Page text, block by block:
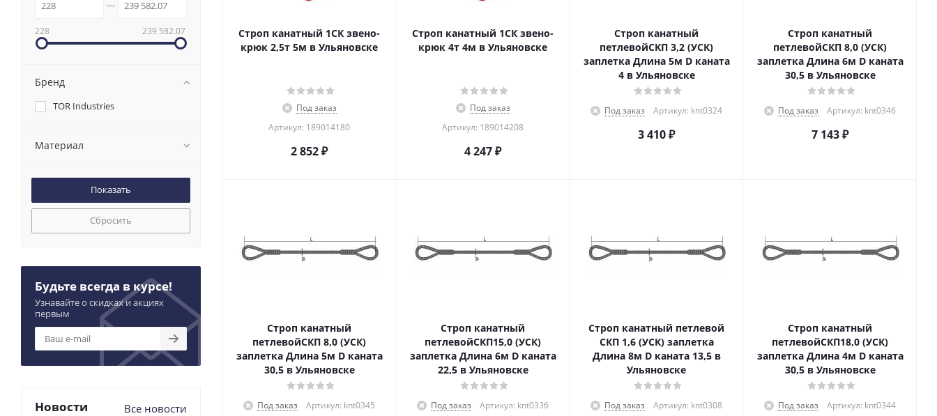
Строп канатный 1СК звено-
крюк 2,5т 5м в Ульяновске
Под заказ
Артикул: 189014180
2 852₽
Строп канатный 1СК звено-
крюк 4т 4м в Ульяновске
Под заказ
Артикул: 189014208
4 247₽
Строп канатный
петлевойСКП 3,2 (УСК)
заплетка Длина 5м D каната
4 в Ульяновске
Под заказ Артикул: knt0324
3 410₽
Строп канатный
петлевойСКП 8,0 (УСК)
заплетка Длина 6м D каната
30,5 в Ульяновске
Под заказ Артикул: knt0346
7 143₽
Строп канатный
петлевойСКП 8,0 (УСК)
заплетка Длина 5м D каната
30,5 в Ульяновске
Под заказ Артикул: knt0345
Строп канатный
петлевойСКП15,0 (УСК)
заплетка Длина 6м D каната
22,5 в Ульяновске
Под заказ Артикул: knt0336
Строп канатный петлевой
СКП 1,6 (УСК) заплетка
Длина 8м D каната 13,5 в
Ульяновске
Под заказ Артикул: knt0308
Строп канатный
петлевойСКП18,0 (УСК)
заплетка Длина 4м D каната
30,5 в Ульяновске
Под заказ Артикул: knt0344
228 239 582.07
Бренд
TOR Industries
Материал
Сбросить
Будьте всегда в курсе!
Узнавайте о скидках и акциях
первым
Новости Все новости